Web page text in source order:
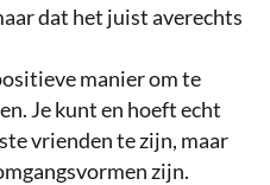
dat het juist averechts
manier om te
Je kunt en hoeft echt
vrienden te zijn, maar
zijn.